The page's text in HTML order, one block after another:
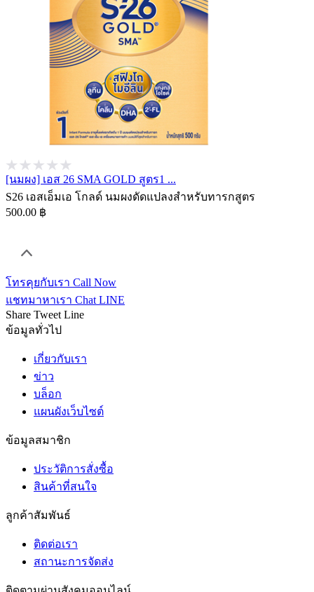
[นมผง] เอส 26 SMA GOLD สูตร1 ...
S26 เอสเอ็มเอ โกลด์ นมผงดัดแปลงสำหรับทารกสูตร
500.00 ฿
โทรคุยกับเรา Call Now
แชทมาหาเรา Chat LINE
Share Tweet Line
ข้อมูลทั่วไป
เกี่ยวกับเรา
ข่าว
บล็อก
แผนผังเว็บไซต์
ข้อมูลสมาชิก
ประวัติการสั่งซื้อ
สินค้าที่สนใจ
ลูกค้าสัมพันธ์
ติดต่อเรา
สถานะการจัดส่ง